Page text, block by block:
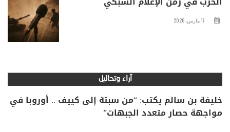
17 مارس، 2026
آراء وتحاليل
خليفة بن سالم يكتب: “من سبتة إلى كييف .. أوروبا في
مواجهة حصار متعدد الجبهات”